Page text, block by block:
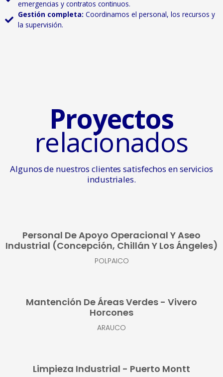
emergencias y contratos continuos.
Gestión completa:Coordinamos el personal, los recursos y
la supervisión.
Proyectos
relacionados
Algunos de nuestros clientes satisfechos en servicios
industriales.
Personal De Apoyo Operacional Y Aseo
Industrial (Concepción, Chillán Y Los Ángeles)
POLPAICO
Mantención De Áreas Verdes - Vivero
Horcones
ARAUCO
Limpieza Industrial - Puerto Montt